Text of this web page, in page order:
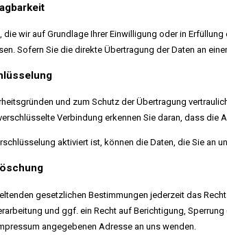
die wir auf Grundlage Ihrer Einwilligung oder in
Sofern Sie die direkte Übertragung der Daten an
und zum Schutz der Übertragung
Verbindung erkennen Sie daran, dass
aktiviert ist, können die Daten, die Sie an
gesetzlichen Bestimmungen jederzeit das
und ggf. ein Recht auf Berichtigung,
angegebenen Adresse an uns wenden.